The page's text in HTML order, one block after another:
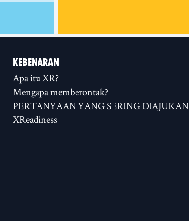
KEBENARAN
Apa itu XR?
Mengapa memberontak?
PERTANYAAN YANG SERING DIAJUKAN
XReadiness